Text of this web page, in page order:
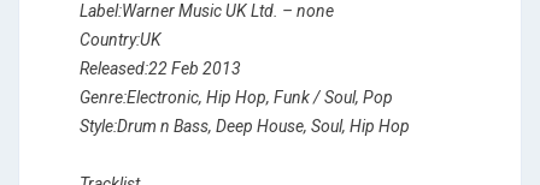
Label:Warner Music UK Ltd. ‎– none
Country:UK
Released:22 Feb 2013
Genre:Electronic, Hip Hop, Funk / Soul, Pop
Style:Drum n Bass, Deep House, Soul, Hip Hop